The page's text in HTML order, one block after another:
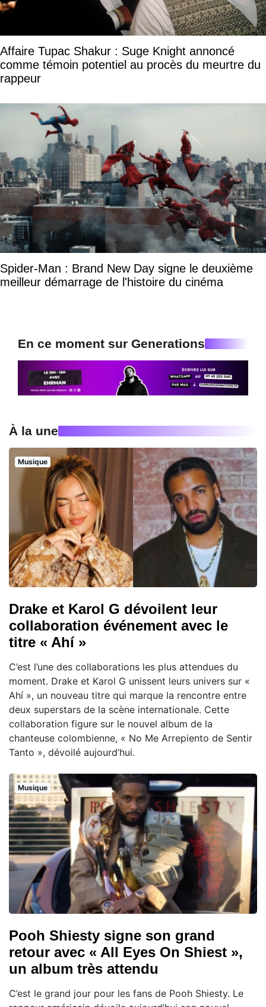
Affaire Tupac Shakur : Suge Knight annoncé
comme témoin potentiel au procès du meurtre du
rappeur
Spider-Man : Brand New Day signe le deuxième
meilleur démarrage de l'histoire du cinéma
En ce moment sur Generations
À la une
Musique
Drake et Karol G dévoilent leur
collaboration événement avec le
titre « Ahí »
C’est l’une des collaborations les plus attendues du
moment. Drake et Karol G unissent leurs univers sur «
Ahí », un nouveau titre qui marque la rencontre entre
deux superstars de la scène internationale. Cette
collaboration figure sur le nouvel album de la
chanteuse colombienne, « No Me Arrepiento de Sentir
Tanto », dévoilé aujourd’hui.
Musique
Pooh Shiesty signe son grand
retour avec « All Eyes On Shiest »,
un album très attendu
C’est le grand jour pour les fans de Pooh Shiesty. Le